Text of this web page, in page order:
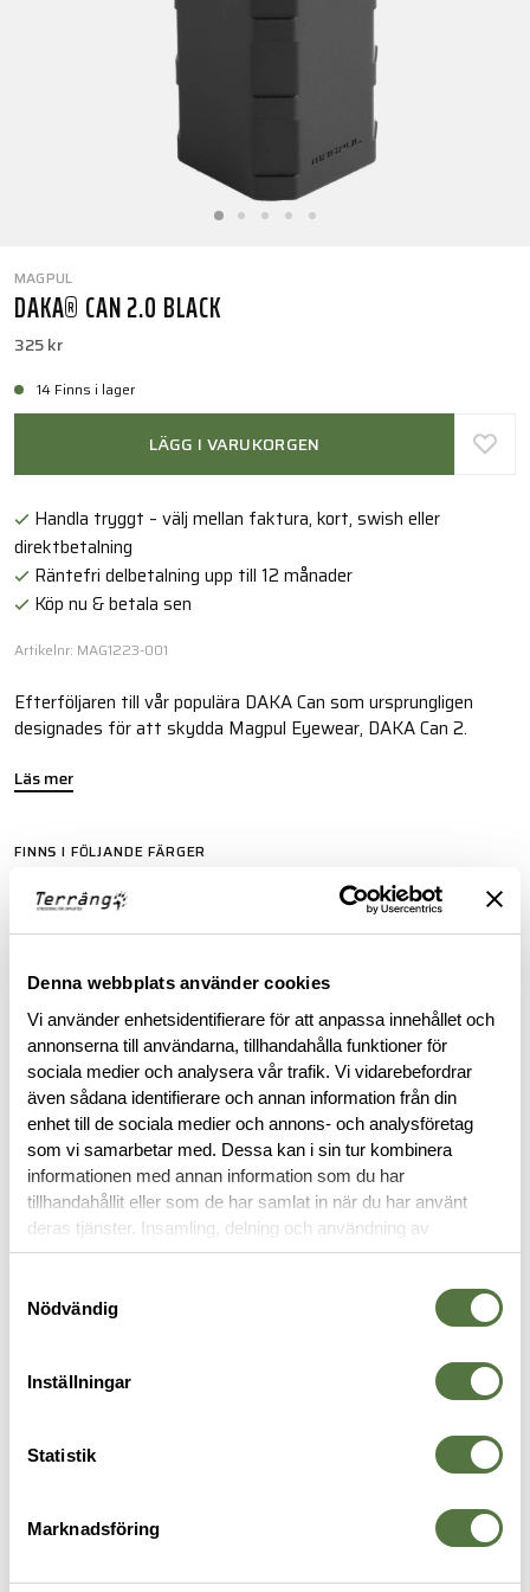
Denna webbplats använder cookies
Vi använder enhetsidentifierare för att anpassa innehållet och
annonserna till användarna, tillhandahålla funktioner för
sociala medier och analysera vår trafik. Vi vidarebefordrar
även sådana identifierare och annan information från din
enhet till de sociala medier och annons- och analysföretag
som vi samarbetar med. Dessa kan i sin tur kombinera
informationen med annan information som du har
tillhandahållit eller som de har samlat in när du har använt
deras tjänster. Insamling, delning och användning av
personuppgifter kan användas för personalisering av
Nödvändig
Inställningar
Statistik
Marknadsföring
MAGPUL
DAKA® CAN 2.0 BLACK
325 kr
14 Finns i lager
LÄGG I VARUKORGEN
Handla tryggt – välj mellan faktura, kort, swish eller
direktbetalning
Räntefri delbetalning upp till 12 månader
Köp nu & betala sen
Artikelnr: MAG1223-001
Efterföljaren till vår populära DAKA Can som ursprungligen
designades för att skydda Magpul Eyewear, DAKA Can 2.
Läs mer
FINNS I FÖLJANDE FÄRGER
BESKRIVNING
RECENSIONER
OM VARUMÄRKET
TILLBEHÖR